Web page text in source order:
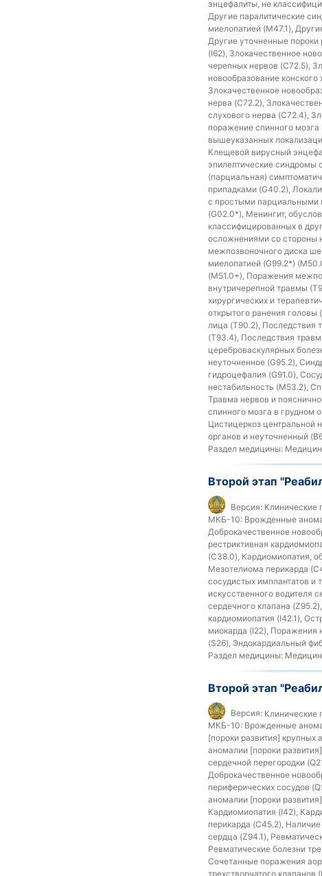
энцефалиты, не
Другие паралитические
миелопатией (M47.1),
Другие уточненные пороки
(I62), Злокачественное
черепных нервов (C72.5),
новообразование
Злокачественное
нерва (C72.2),
слухового нерва (C72.4),
поражение спинного
вышеуказанных
Клещевой вирусный
эпилептические синдромы
(парциальная)
припадками (G40.2),
с простыми парциальными
(G02.0*), Менингит,
классифицированных в
осложнениями со стороны
межпозвоночного диска
миелопатией (G99.2*)
(M51.0+), Поражения
внутричерепной травмы
хирургических и
открытого ранения головы
лица (T90.2), Последствия
(T93.4), Последствия
цереброваскулярных
неуточненное (G95.2),
гидроцефалия (G91.0),
нестабильность (M53.2),
Травма нервов и
спинного мозга в грудном
Цистицеркоз центральной
органов и неуточненный
Раздел медицины:
Второй этап
Версия: Клинические
МКБ-10: Врожденные
Доброкачественное
рестриктивная
(C38.0), Кардиомиопатия,
Мезотелиома перикарда
сосудистых имплантатов и
искусственного водителя
сердечного клапана
кардиомиопатия (I42.1),
миокарда (I22), Поражения
(S26), Эндокардиальный
Раздел медицины:
Второй этап
Версия: Клинические
МКБ-10: Врожденные
[пороки развития]
аномалии [пороки
сердечной перегородки
Доброкачественное
периферических сосудов
аномалии [пороки
Кардиомиопатия (I42),
перикарда (C45.2),
сердца (Z94.1),
Ревматические болезни
Сочетанные поражения
трехстворчатого клапанов